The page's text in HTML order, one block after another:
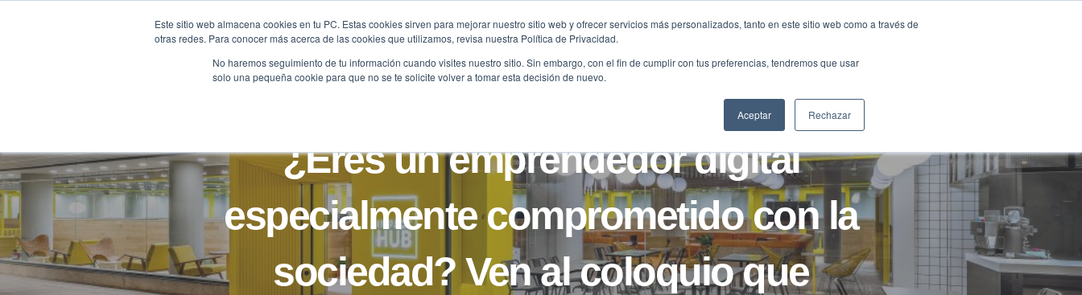
Este sitio web almacena cookies en tu PC. Estas cookies sirven para mejorar nuestro sitio web y ofrecer servicios más personalizados, tanto en este sitio web como a través de
otras redes. Para conocer más acerca de las cookies que utilizamos, revisa nuestra Política de Privacidad.
No haremos seguimiento de tu información cuando visites nuestro sitio. Sin embargo, con el fin de cumplir con tus preferencias, tendremos que usar
solo una pequeña cookie para que no se te solicite volver a tomar esta decisión de nuevo.
Aceptar Rechazar
HOME B2B FILANTROPÍA LONGEVIDAD
¿Eres un emprendedor digital
especialmente comprometido con la
sociedad? Ven al coloquio que